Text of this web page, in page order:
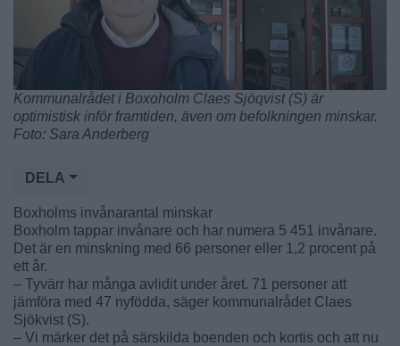
Kommunalrådet i Boxoholm Claes Sjöqvist (S) är
optimistisk inför framtiden, även om befolkningen minskar.
Foto: Sara Anderberg
DELA
Boxholms invånarantal minskar
Boxholm tappar invånare och har numera 5 451 invånare.
Det är en minskning med 66 personer eller 1,2 procent på
ett år.
– Tyvärr har många avlidit under året. 71 personer att
jämföra med 47 nyfödda, säger kommunalrådet Claes
Sjökvist (S).
– Vi märker det på särskilda boenden och kortis och att nu